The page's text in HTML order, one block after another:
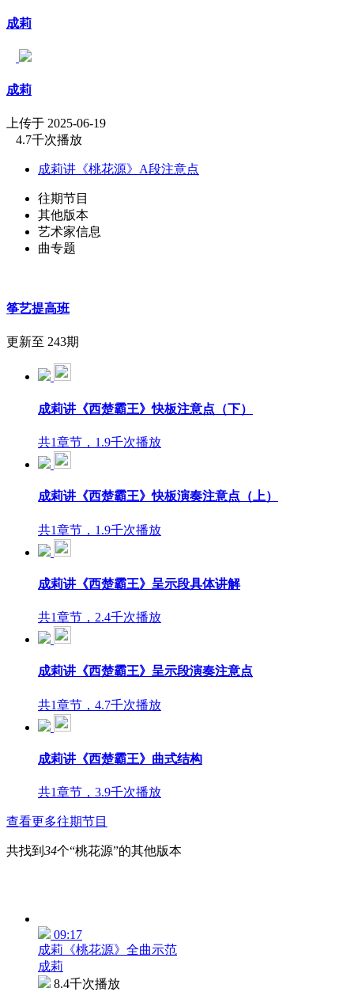
成莉
成莉
上传于 2025-06-19
4.7千次播放
成莉讲《桃花源》A段注意点
往期节目
其他版本
艺术家信息
曲专题
筝艺提高班
更新至 243期
成莉讲《西楚霸王》快板注意点（下）
共1章节，1.9千次播放
成莉讲《西楚霸王》快板演奏注意点（上）
共1章节，1.9千次播放
成莉讲《西楚霸王》呈示段具体讲解
共1章节，2.4千次播放
成莉讲《西楚霸王》呈示段演奏注意点
共1章节，4.7千次播放
成莉讲《西楚霸王》曲式结构
共1章节，3.9千次播放
查看更多往期节目
共找到 34个“桃花源”的其他版本
09:17
成莉《桃花源》全曲示范
成莉
8.4千次播放